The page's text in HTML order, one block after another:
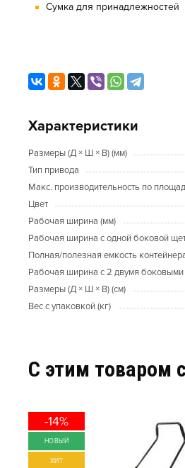
Сумка для принадлежностей
Характеристики
Размеры (Д × Ш × В) (мм)
Тип привода
Макс. производительность по
Цвет
Рабочая ширина (мм)
Рабочая ширина с одной боковой
Полная/полезная емкость
Рабочая ширина с 2 двумя
Размеры (Д × Ш × В) (см)
Вес с упаковкой (кг)
C этим товаром
-14%
НОВЫЙ
ХИТ